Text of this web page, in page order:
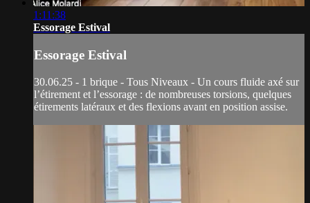
1:11:38
Essorage Estival
Essorage Estival
30.06.25 - 1 brique - Tous Niveaux - Un cours fluide axé sur
l’étirement et l’essorage : de nombreuses torsions, quelques
étirements latéraux et des flexions avant en position assise.